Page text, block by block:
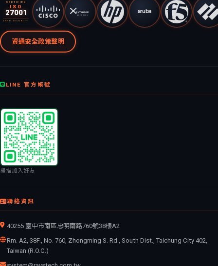
CERTIFIED
ISO
27001
INFO SECURITY
資通安全政策聲明
LINE 官方帳號
掃描加入好友
聯絡資訊
40255 臺中市南區忠明南路760號38樓A2
Rm. A2, 38F., No. 760, Zhongming S. Rd., South Dist., Taichung City 402,
Taiwan (R.O.C.)